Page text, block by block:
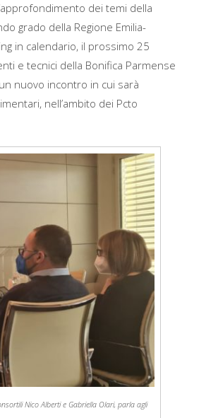
dei temi della
grado della Regione Emilia-
in calendario, il prossimo 25
e tecnici della Bonifica Parmense
nuovo incontro in cui sarà
nell’ambito dei Pcto
Nico Alberti e Gabriella Olari, parla agli